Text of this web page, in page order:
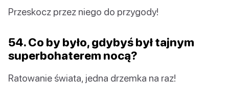
Przeskocz przez niego do przygody!
54. Co by było, gdybyś był tajnym
superbohaterem nocą?
Ratowanie świata, jedna drzemka na raz!